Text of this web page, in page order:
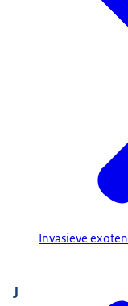
Invasieve exoten
J